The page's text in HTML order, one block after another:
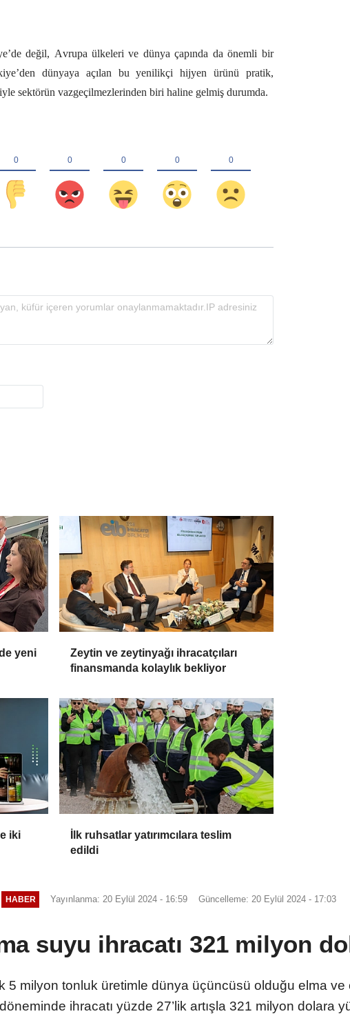
değil, Avrupa ülkeleri ve dünya çapında da önemli bir
dünyaya açılan bu yenilikçi hijyen ürünü pratik,
sektörün vazgeçilmezlerinden biri haline gelmiş durumda.
yeni
Zeytin ve zeytinyağı ihracatçıları
finansmanda kolaylık bekliyor
iki
İlk ruhsatlar yatırımcılara teslim
edildi
HABER Yayınlanma: 20 Eylül 2024 - 16:59 Güncelleme: 20 Eylül 2024 - 17:03
suyu ihracatı 321 milyon
5 milyon tonluk üretimle dünya üçüncüsü olduğu elma
ihracatı yüzde 27’lik artışla 321 milyon dolara